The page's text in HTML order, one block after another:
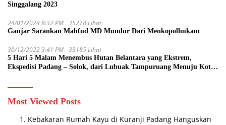
Singgalang 2023
24/01/2024 8:32 PM 35278 Lihat
Ganjar Sarankan Mahfud MD Mundur Dari Menkopolhukam
30/12/2022 3:41 PM 33185 Lihat
5 Hari 5 Malam Menembus Hutan Belantara yang Ekstrem,
Ekspedisi Padang – Solok, dari Lubuak Tampuruang Menuju Koto
Most Viewed Posts
Kebakaran Rumah Kayu di Kuranji Padang Hanguskan